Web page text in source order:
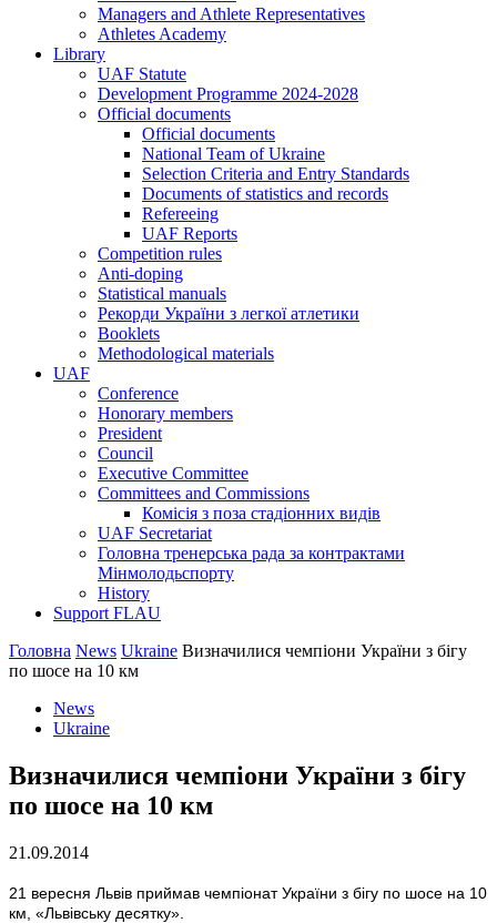
Managers and Athlete Representatives
Athletes Academy
Library
UAF Statute
Development Programme 2024-2028
Official documents
Official documents
National Team of Ukraine
Selection Criteria and Entry Standards
Documents of statistics and records
Refereeing
UAF Reports
Competition rules
Anti-doping
Statistical manuals
Рекорди України з легкої атлетики
Booklets
Methodological materials
UAF
Conference
Honorary members
President
Council
Executive Committee
Committees and Commissions
Комісія з поза стадіонних видів
UAF Secretariat
Головна тренерська рада за контрактами
Мінмолодьспорту
History
Support FLAU
Головна News Ukraine Визначилися чемпіони України з бігу
по шосе на 10 км
News
Ukraine
Визначилися чемпіони України з бігу
по шосе на 10 км
21.09.2014
21 вересня Львів приймав чемпіонат України з бігу по шосе на 10
км, «Львівську десятку».